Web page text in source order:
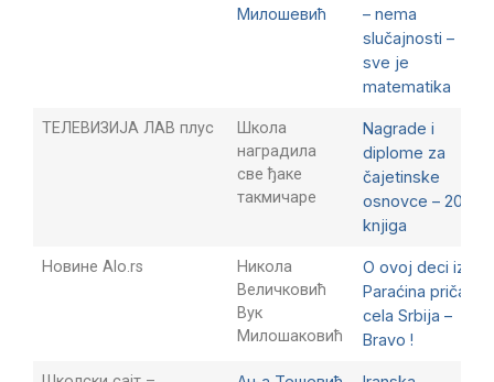
Милошевић
– nema
slučajnosti –
sve je
matematika
ТЕЛЕВИЗИЈА ЛАВ плус
Школа
наградила
све ђаке
такмичаре
Nagrade i
diplome za
čajetinske
osnovce – 200
knjiga
Новине Alo.rs
Никола
Величковић
Вук
Милошаковић
O ovoj deci iz
Paraćina priča
cela Srbija –
Bravo !